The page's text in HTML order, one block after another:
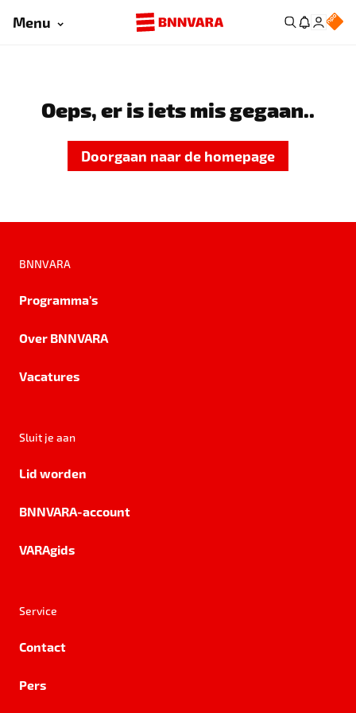
Menu
Oeps, er is iets mis gegaan..
Doorgaan naar de homepage
BNNVARA
Programma's
Over BNNVARA
Vacatures
Sluit je aan
Lid worden
BNNVARA-account
VARAgids
Service
Contact
Pers